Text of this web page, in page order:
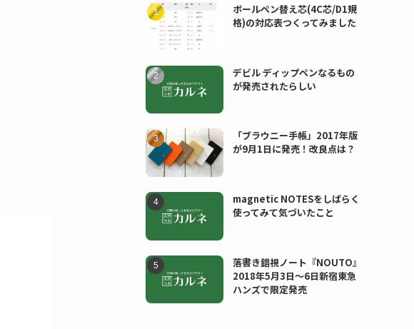
ボールペン替え芯(4C芯/D1規
格)の対応表つくってみました
デビル ディップペンなるもの
が発売されたらしい
「ブラウニー手帳」2017年版
が9月1日に発売！改良点は？
magnetic NOTESをしばらく
使ってみて気づいたこと
落書き錯視ノート『NOUTO』
2018年5月3日〜6日新宿東急
ハンズで限定発売